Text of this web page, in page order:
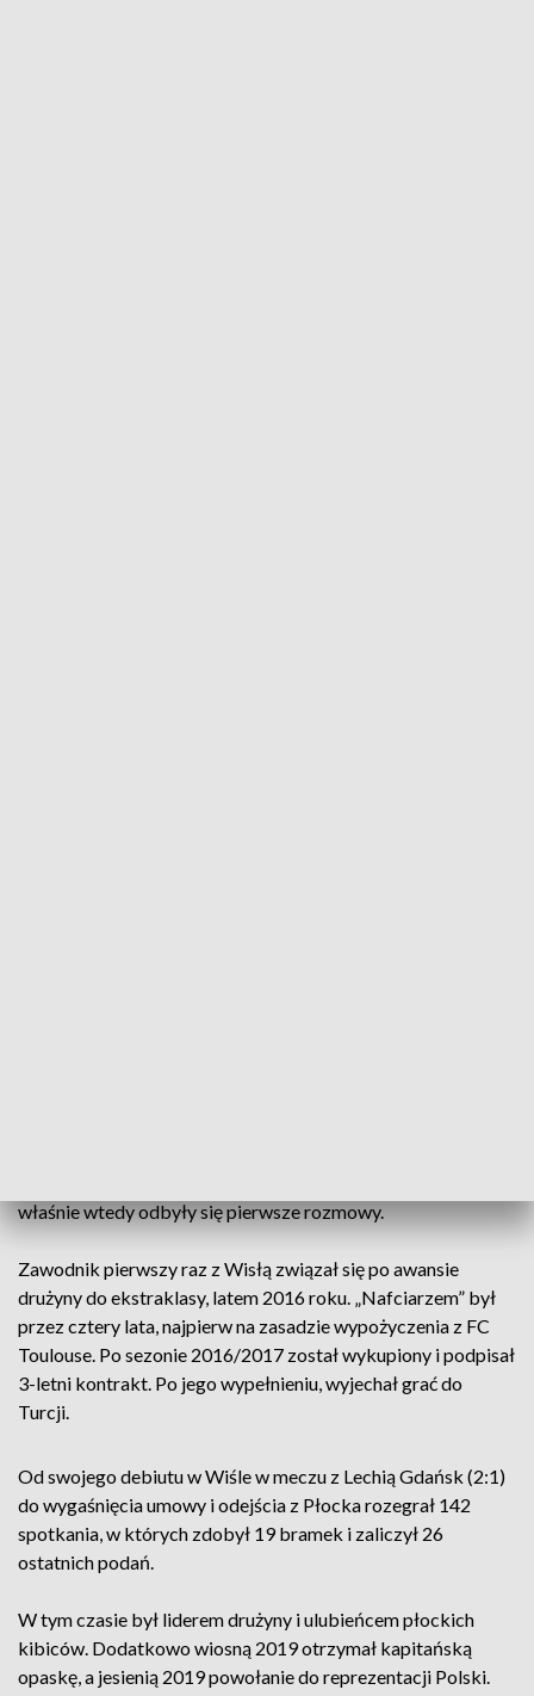
właśnie wtedy odbyły się pierwsze rozmowy.
Zawodnik pierwszy raz z Wisłą związał się po awansie
drużyny do ekstraklasy, latem 2016 roku. „Nafciarzem” był
przez cztery lata, najpierw na zasadzie wypożyczenia z FC
Toulouse. Po sezonie 2016/2017 został wykupiony i podpisał
3-letni kontrakt. Po jego wypełnieniu, wyjechał grać do
Turcji.
Od swojego debiutu w Wiśle w meczu z Lechią Gdańsk (2:1)
do wygaśnięcia umowy i odejścia z Płocka rozegrał 142
spotkania, w których zdobył 19 bramek i zaliczył 26
ostatnich podań.
W tym czasie był liderem drużyny i ulubieńcem płockich
kibiców. Dodatkowo wiosną 2019 otrzymał kapitańską
opaskę, a jesienią 2019 powołanie do reprezentacji Polski.